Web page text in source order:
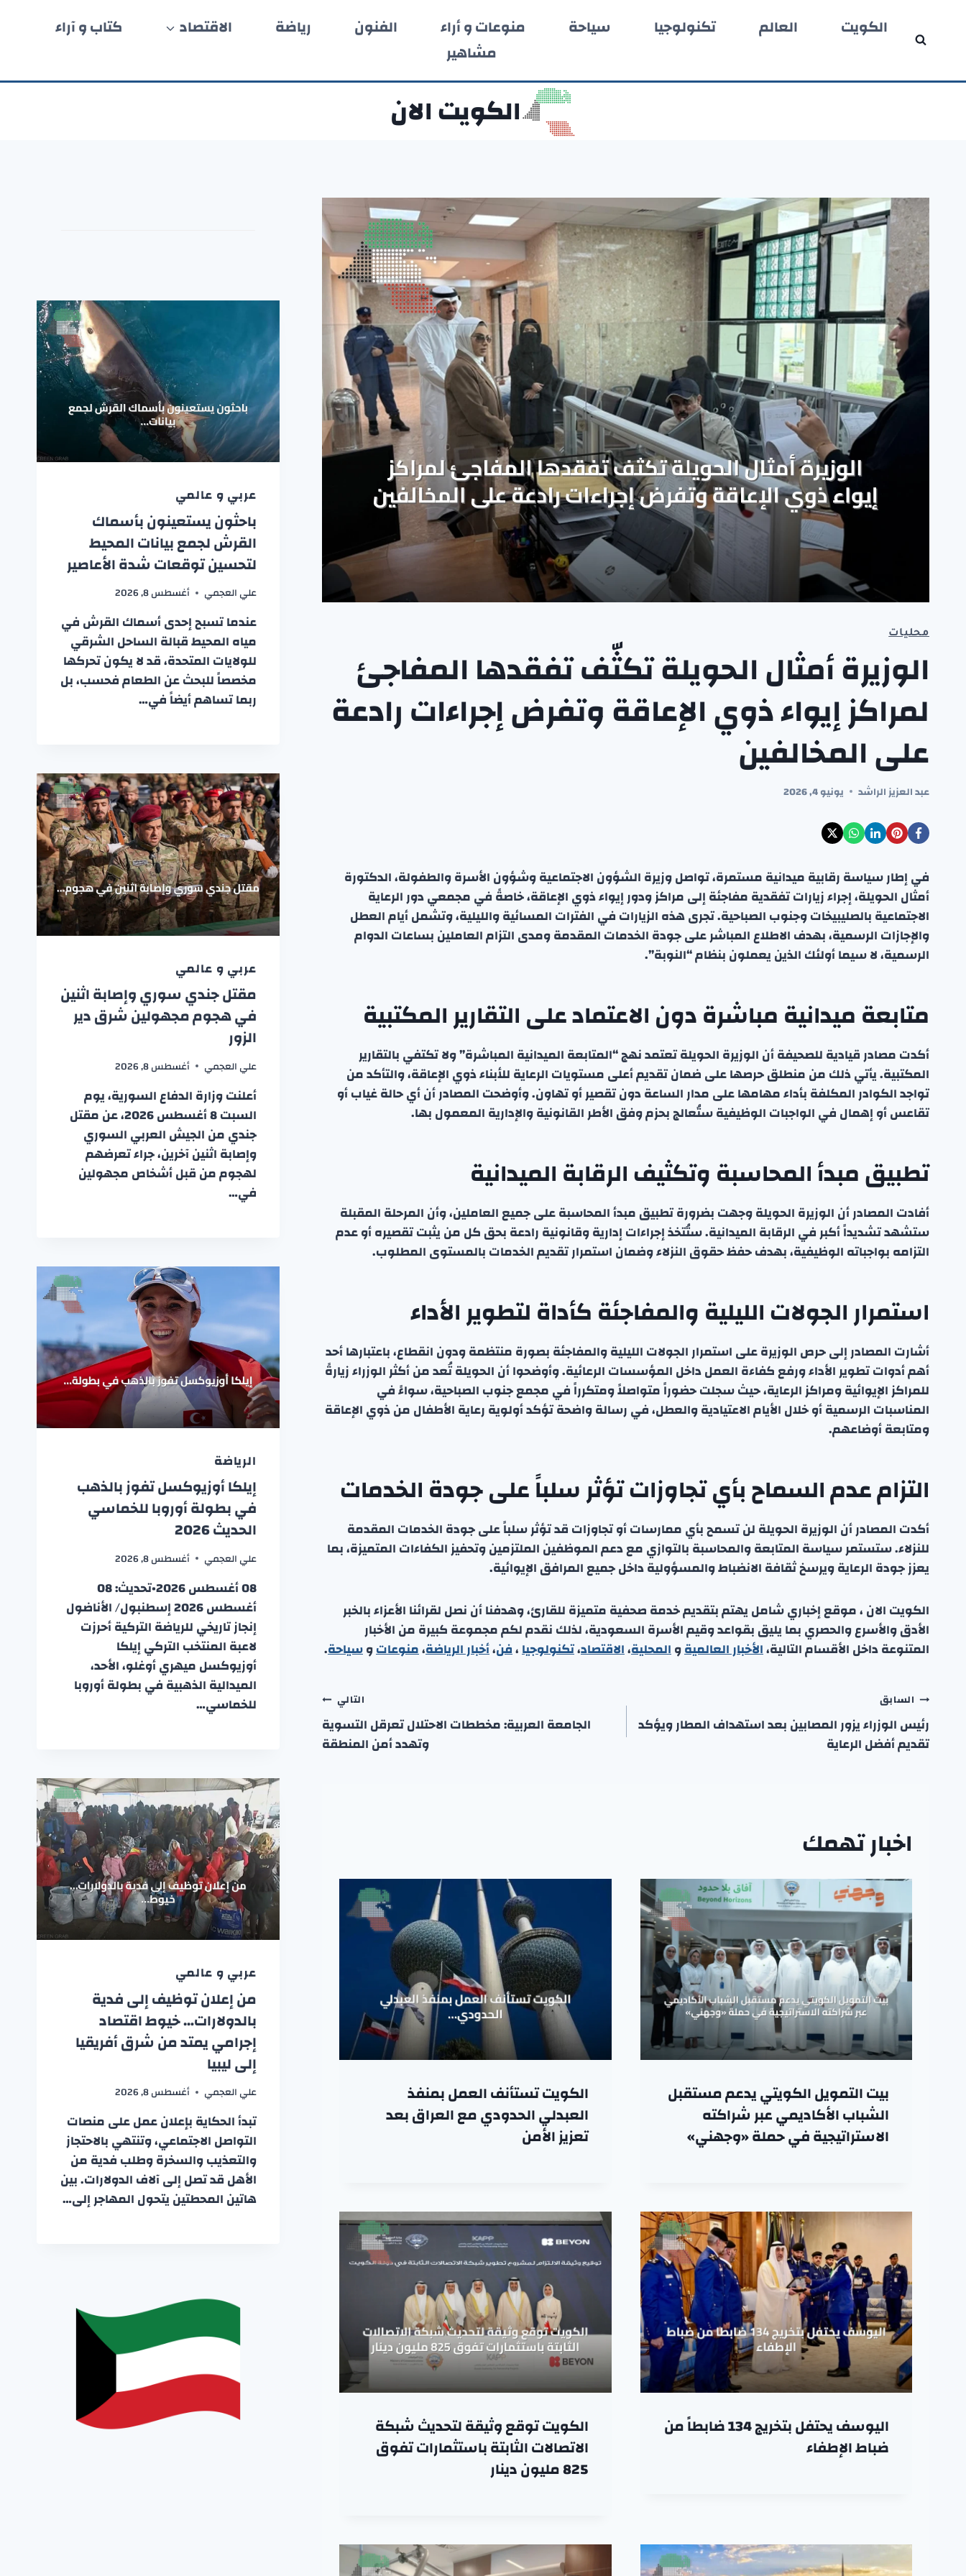
المحتوى
الكويت العالم تكنولوجيا سياحة منوعات و أراء الفنون رياضة الاقتصاد
كتاب و آراء
مشاهير
الكويت الان
محليات
الوزيرة أمثال الحويلة تكثّف تفقدها المفاجئ
لمراكز إيواء ذوي الإعاقة وتفرض إجراءات رادعة
على المخالفين
عبد العزيز الراشد يونيو 4, 2026
في إطار سياسة رقابية ميدانية مستمرة، تواصل وزيرة الشؤون الاجتماعية وشؤون الأسرة والطفولة، الدكتورة
أمثال الحويلة، إجراء زيارات تفقدية مفاجئة إلى مراكز ودور إيواء ذوي الإعاقة، خاصةً في مجمعي دور الرعاية
الاجتماعية بالصليبيخات وجنوب الصباحية. تجرى هذه الزيارات في الفترات المسائية والليلية، وتشمل أيام العطل
والإجازات الرسمية، بهدف الاطلاع المباشر على جودة الخدمات المقدمة ومدى التزام العاملين بساعات الدوام
الرسمية، لا سيما أولئك الذين يعملون بنظام “النوبة”.
متابعة ميدانية مباشرة دون الاعتماد على التقارير المكتبية
أكدت مصادر قيادية للصحيفة أن الوزيرة الحويلة تعتمد نهج “المتابعة الميدانية المباشرة” ولا تكتفي بالتقارير
المكتبية. يأتي ذلك من منطلق حرصها على ضمان تقديم أعلى مستويات الرعاية للأبناء ذوي الإعاقة، والتأكد من
تواجد الكوادر المكلفة بأداء مهامها على مدار الساعة دون تقصير أو تهاون. وأوضحت المصادر أن أي حالة غياب أو
تقاعس أو إهمال في الواجبات الوظيفية ستُعالج بحزم وفق الأطر القانونية والإدارية المعمول بها.
تطبيق مبدأ المحاسبة وتكثيف الرقابة الميدانية
أفادت المصادر أن الوزيرة الحويلة وجهت بضرورة تطبيق مبدأ المحاسبة على جميع العاملين، وأن المرحلة المقبلة
ستشهد تشديداً أكبر في الرقابة الميدانية. ستُتخذ إجراءات إدارية وقانونية رادعة بحق كل من يثبت تقصيره أو عدم
التزامه بواجباته الوظيفية، بهدف حفظ حقوق النزلاء وضمان استمرار تقديم الخدمات بالمستوى المطلوب.
استمرار الجولات الليلية والمفاجئة كأداة لتطوير الأداء
أشارت المصادر إلى حرص الوزيرة على استمرار الجولات الليلية والمفاجئة بصورة منتظمة ودون انقطاع، باعتبارها أحد
أهم أدوات تطوير الأداء ورفع كفاءة العمل داخل المؤسسات الرعائية. وأوضحوا أن الحويلة تُعد من أكثر الوزراء زيارةً
للمراكز الإيوائية ومراكز الرعاية، حيث سجلت حضوراً متواصلاً ومتكرراً في مجمع جنوب الصباحية، سواءً في
المناسبات الرسمية أو خلال الأيام الاعتيادية والعطل، في رسالة واضحة تؤكد أولوية رعاية الأطفال من ذوي الإعاقة
ومتابعة أوضاعهم.
التزام عدم السماح بأي تجاوزات تؤثر سلباً على جودة الخدمات
أكدت المصادر أن الوزيرة الحويلة لن تسمح بأي ممارسات أو تجاوزات قد تؤثر سلباً على جودة الخدمات المقدمة
للنزلاء. ستستمر سياسة المتابعة والمحاسبة بالتوازي مع دعم الموظفين الملتزمين وتحفيز الكفاءات المتميزة، بما
يعزز جودة الرعاية ويرسخ ثقافة الانضباط والمسؤولية داخل جميع المرافق الإيوائية.
الكويت الان ، موقع إخباري شامل يهتم بتقديم خدمة صحفية متميزة للقارئ، وهدفنا أن نصل لقرائنا الأعزاء بالخبر
الأدق والأسرع والحصري بما يليق بقواعد وقيم الأسرة السعودية، لذلك نقدم لكم مجموعة كبيرة من الأخبار
المتنوعة داخل الأقسام التالية،الأخبار العالميةوالمحلية،الاقتصاد،تكنولوجيا،فن،أخبار الرياضة،منوعاتوسياحة.
تصفّح
المقالات
السابق
رئيس الوزراء يزور المصابين بعد استهداف المطار ويؤكد
تقديم أفضل الرعاية
التالي
الجامعة العربية: مخططات الاحتلال تعرقل التسوية
وتهدد أمن المنطقة
اخبار تهمك
بيت التمويل الكويتي يدعم مستقبل
الشباب الأكاديمي عبر شراكته
الاستراتيجية في حملة «وجهني»
الكويت تستأنف العمل بمنفذ
العبدلي الحدودي مع العراق بعد
تعزيز الأمن
اليوسف يحتفل بتخريج 134 ضابطاً من
ضباط الإطفاء
الكويت توقع وثيقة لتحديث شبكة
الاتصالات الثابتة باستثمارات تفوق
825 مليون دينار
عربي و عالمي
باحثون يستعينون بأسماك
القرش لجمع بيانات المحيط
لتحسين توقعات شدة الأعاصير
علي العجمي أغسطس 8, 2026
عندما تسبح إحدى أسماك القرش في
مياه المحيط قبالة الساحل الشرقي
للولايات المتحدة، قد لا يكون تحركها
مخصصاً للبحث عن الطعام فحسب، بل
ربما تساهم أيضاً في…
عربي و عالمي
مقتل جندي سوري وإصابة اثنين
في هجوم مجهولين شرق دير
الزور
علي العجمي أغسطس 8, 2026
أعلنت وزارة الدفاع السورية، يوم
السبت 8 أغسطس 2026، عن مقتل
جندي من الجيش العربي السوري
وإصابة اثنين آخرين، جراء تعرضهم
لهجوم من قبل أشخاص مجهولين
في…
الرياضة
إيلكا أوزيوكسل تفوز بالذهب
في بطولة أوروبا للخماسي
الحديث 2026
علي العجمي أغسطس 8, 2026
08 أغسطس 2026•تحديث: 08
أغسطس 2026 إسطنبول/ الأناضول
إنجاز تاريخي للرياضة التركية أحرزت
لاعبة المنتخب التركي إيلكا
أوزيوكسل ميهري أوغلو، الأحد،
الميدالية الذهبية في بطولة أوروبا
للخماسي…
عربي و عالمي
من إعلان توظيف إلى فدية
بالدولارات… خيوط اقتصاد
إجرامي يمتد من شرق أفريقيا
إلى ليبيا
علي العجمي أغسطس 8, 2026
تبدأ الحكاية بإعلان عمل على منصات
التواصل الاجتماعي، وتنتهي بالاحتجاز
والتعذيب والسخرة وطلب فدية من
الأهل قد تصل إلى آلاف الدولارات. بين
هاتين المحطتين يتحول المهاجر إلى…